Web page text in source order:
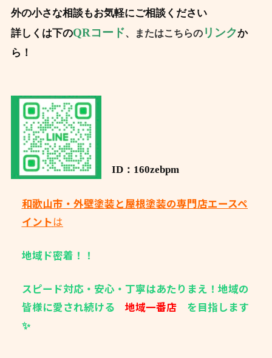
外の小さな相談もお気軽にご相談ください
詳しくは下のQRコード、またはこちらのリンクか
ら！
ID：160zebpm
和歌山市・外壁塗装と屋根塗装の専門店エースペ
イントは
地域ド密着！！
スピード対応・安心・丁寧はあたりまえ！地域の
皆様に愛され続ける 地域一番店を目指します
✨